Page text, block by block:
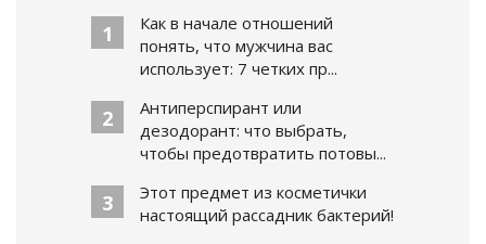
1
Как в начале отношений
понять, что мужчина вас
использует: 7 четких пр...
2
Антиперспирант или
дезодорант: что выбрать,
чтобы предотвратить потовы...
3
Этот предмет из косметички
настоящий рассадник бактерий!